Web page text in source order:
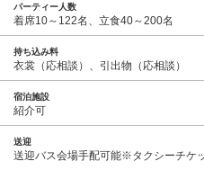
パーティー人数
着席10～122名、立食40～200名
持ち込み料
衣裳（応相談）、引出物（応相談）
宿泊施設
紹介可
送迎
送迎バス会場手配可能※タクシーチケ